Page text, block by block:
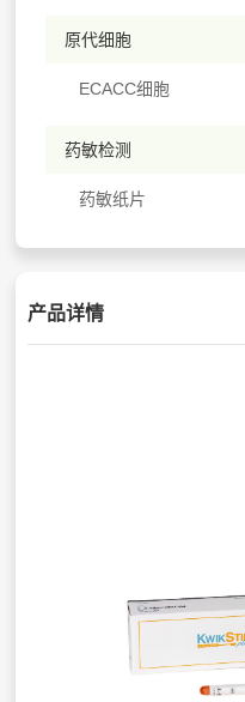
原代细胞
ECACC细胞
药敏检测
药敏纸片
产品详情